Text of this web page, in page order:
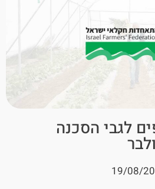
לגבי הסכנה